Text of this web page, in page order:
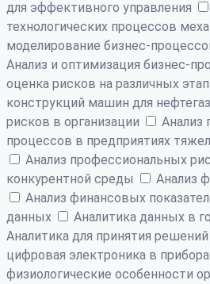
для эффективного управления
технологических процессов
моделирование бизнес-
Анализ и оптимизация бизнес-
оценка рисков на различных
конструкций машин для
рисков в организации
Анализ
процессов в предприятиях
Анализ профессиональных
конкурентной среды
Анализ
Анализ финансовых
данных
Аналитика данных в
Аналитика для принятия
цифровая электроника в
физиологические особенности